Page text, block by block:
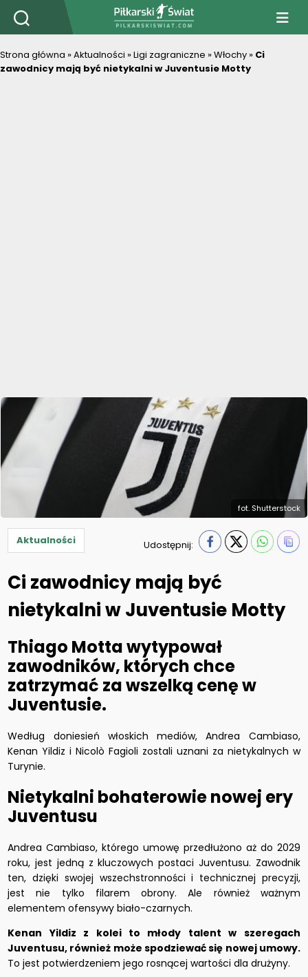
PiłkarskiSwiat.com
Strona główna »Aktualności »Ligi zagraniczne »Włochy » Ci
zawodnicy mają być nietykalni w Juventusie Motty
fot. Shutterstock
Aktualności Udostępnij:
Ci zawodnicy mają być
nietykalni w Juventusie Motty
Thiago Motta wytypował
zawodników, których chce
zatrzymać za wszelką cenę w
Juventusie.
Według doniesień włoskich mediów, Andrea Cambiaso,
Kenan Yildiz i Nicolò Fagioli zostali uznani za nietykalnych w
Turynie.
Nietykalni bohaterowie nowej ery
Juventusu
Andrea Cambiaso, którego umowę przedłużono aż do 2029
roku, jest jedną z kluczowych postaci Juventusu. Zawodnik
ten, dzięki swojej wszechstronności i technicznej precyzji,
jest nie tylko filarem obrony. Ale również ważnym
elementem ofensywy biało-czarnych.
Kenan Yildiz z kolei to młody talent w szeregach
Juventusu, również może spodziewać się nowej umowy.
To jest potwierdzeniem jego rosnącej wartości dla drużyny.